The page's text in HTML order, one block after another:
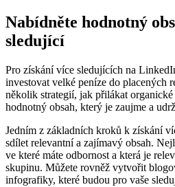
Nabídněte hodnotný
sledující
Pro získání více sledujících na
investovat velké peníze do placených
několik strategií, jak přilákat
hodnotný obsah, který je zaujme a
Jedním z základních kroků k získání
sdílet relevantní a zajímavý obsah.
ve které máte odbornost a která je
skupinu. Můžete rovněž vytvořit
infografiky, které budou pro vaše